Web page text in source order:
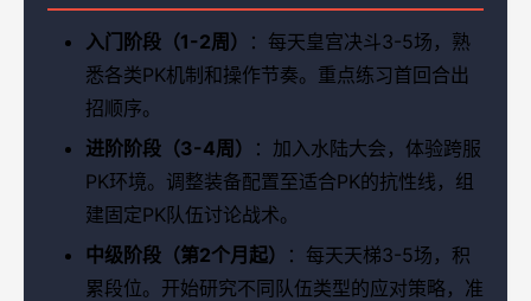
入门阶段（1-2周）
：每天皇宫决斗3-5场，熟
悉各类PK机制和操作节奏。重点练习首回合出
招顺序。
进阶阶段（3-4周）
：加入水陆大会，体验跨服
PK环境。调整装备配置至适合PK的抗性线，组
建固定PK队伍讨论战术。
中级阶段（第2个月起）
：每天天梯3-5场，积
累段位。开始研究不同队伍类型的应对策略，准